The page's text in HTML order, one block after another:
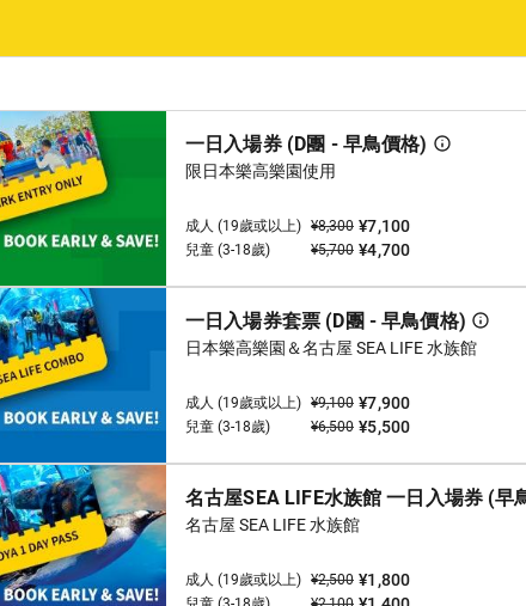
The Wharf
**注意：**2026年6月1日（週一）至9月18日（週五）
團與灼熱（sha~kunetsu）Shakusercise」的準備及演出
爬上頂甲板，滑下滑梯，滑下桿，探索和玩船。 在隔壁
[區域] 樂高城市
[類型] 遊樂區